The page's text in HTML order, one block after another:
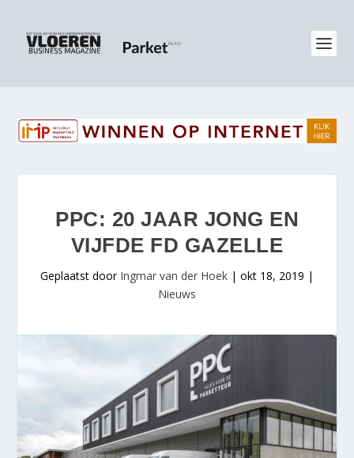
PPC: 20 JAAR JONG EN
VIJFDE FD GAZELLE
Geplaatst door Ingmar van der Hoek | okt 18, 2019 |
Nieuws